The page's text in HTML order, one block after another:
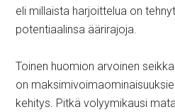
eli millaista harjoittelua on
potentiaalinsa äärirajoja.
Toinen huomion arvoinen
on
kehitys. Pitkä volyymikausi